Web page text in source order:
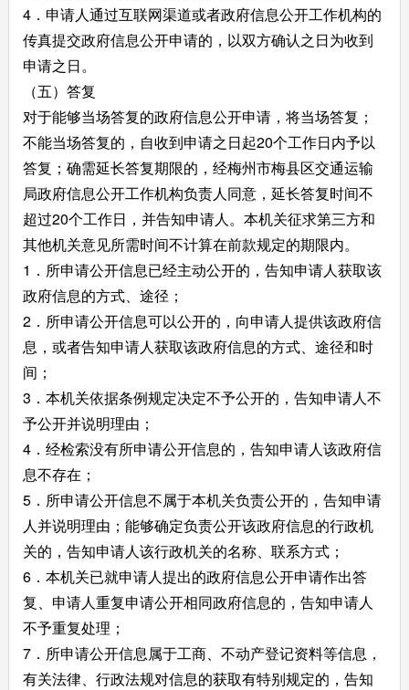
4．申请人通过互联网渠道或者政府信息公开工作机构的
传真提交政府信息公开申请的，以双方确认之日为收到
申请之日。
（五）答复
对于能够当场答复的政府信息公开申请，将当场答复；
不能当场答复的，自收到申请之日起20个工作日内予以
答复；确需延长答复期限的，经梅州市梅县区交通运输
局政府信息公开工作机构负责人同意，延长答复时间不
超过20个工作日，并告知申请人。本机关征求第三方和
其他机关意见所需时间不计算在前款规定的期限内。
1．所申请公开信息已经主动公开的，告知申请人获取该
政府信息的方式、途径；
2．所申请公开信息可以公开的，向申请人提供该政府信
息，或者告知申请人获取该政府信息的方式、途径和时
间；
3．本机关依据条例规定决定不予公开的，告知申请人不
予公开并说明理由；
4．经检索没有所申请公开信息的，告知申请人该政府信
息不存在；
5．所申请公开信息不属于本机关负责公开的，告知申请
人并说明理由；能够确定负责公开该政府信息的行政机
关的，告知申请人该行政机关的名称、联系方式；
6．本机关已就申请人提出的政府信息公开申请作出答
复、申请人重复申请公开相同政府信息的，告知申请人
不予重复处理；
7．所申请公开信息属于工商、不动产登记资料等信息，
有关法律、行政法规对信息的获取有特别规定的，告知